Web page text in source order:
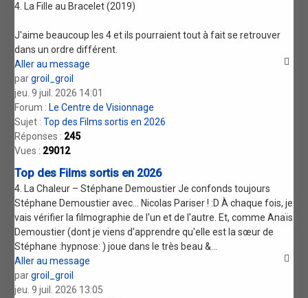
4. La Fille au Bracelet (2019)
J'aime beaucoup les 4 et ils pourraient tout à fait se retrouver
dans un ordre différent.
Aller au message
pargroil_groil
jeu. 9 juil. 2026 14:01
Forum : Le Centre de Visionnage
Sujet :Top des Films sortis en 2026
Réponses : 245
Vues : 29012
Top des Films sortis en 2026
4. La Chaleur – Stéphane Demoustier Je confonds toujours
Stéphane Demoustier avec... Nicolas Pariser ! :D À chaque fois, je
vais vérifier la filmographie de l'un et de l'autre. Et, comme Anaïs
Demoustier (dont je viens d'apprendre qu'elle est la sœur de
Stéphane :hypnose: ) joue dans le très beau &...
Aller au message
pargroil_groil
jeu. 9 juil. 2026 13:05